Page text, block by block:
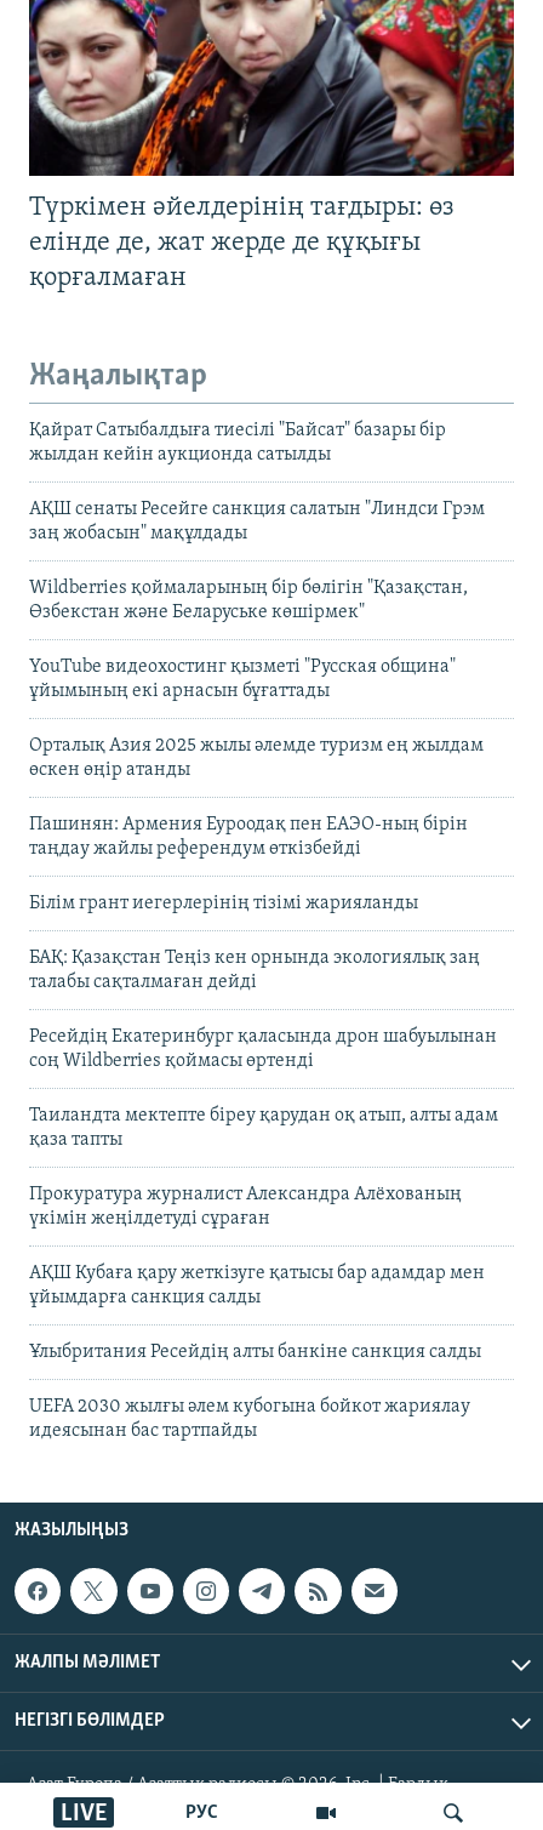
РУС
LIVE
Түркімен әйелдерінің тағдыры: өз
елінде де, жат жерде де құқығы
қорғалмаған
Жаңалықтар
Қайрат Сатыбалдыға тиесілі "Байсат" базары бір
жылдан кейін аукционда сатылды
АҚШ сенаты Ресейге санкция салатын "Линдси Грэм
заң жобасын" мақұлдады
Wildberries қоймаларының бір бөлігін "Қазақстан,
Өзбекстан және Беларуське көшірмек"
YouTube видеохостинг қызметі "Русская община"
ұйымының екі арнасын бұғаттады
Орталық Азия 2025 жылы әлемде туризм ең жылдам
өскен өңір атанды
Пашинян: Армения Еуроодақ пен ЕАЭО-ның бірін
таңдау жайлы референдум өткізбейді
Білім грант иегерлерінің тізімі жарияланды
БАҚ: Қазақстан Теңіз кен орнында экологиялық заң
талабы сақталмаған дейді
Ресейдің Екатеринбург қаласында дрон шабуылынан
соң Wildberries қоймасы өртенді
Таиландта мектепте біреу қарудан оқ атып, алты адам
қаза тапты
Прокуратура журналист Александра Алёхованың
үкімін жеңілдетуді сұраған
АҚШ Кубаға қару жеткізуге қатысы бар адамдар мен
ұйымдарға санкция салды
Ұлыбритания Ресейдің алты банкіне санкция салды
UEFA 2030 жылғы әлем кубогына бойкот жариялау
идеясынан бас тартпайды
ЖАЗЫЛЫҢЫЗ
ЖАЛПЫ МӘЛІМЕТ
НЕГІЗГІ БӨЛІМДЕР
Азат Еуропа / Азаттық радиосы © 2026, Inc. | Барлық
құқықтары қорғалған